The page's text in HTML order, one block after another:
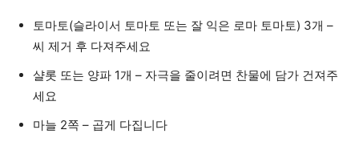
토마토(슬라이서 토마토 또는 잘 익은 로마 토마토) 3개 –
씨 제거 후 다져주세요
샬롯 또는 양파 1개 – 자극을 줄이려면 찬물에 담가 건져주
세요
마늘 2쪽 – 곱게 다집니다